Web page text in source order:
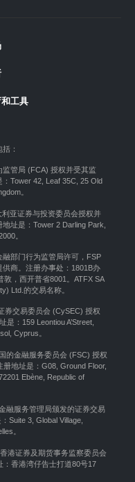
工具
：
管局 (FCA) 授权并受其监
Tower 42, Leaf 35C, 25 Old
。
亚证券与投资委员会授权并
址是：Tower 2 Darling Park,
部门行为监管局许可，FSP
商。注册办事处：1801B办
敦，西开普省8001。ATFX SA
Ltd.的交易名称。
券交易委员会 (CySEC) 授权
：159 Leontiou A’Street,
Cyprus。
的金融服务委员会 (FSC) 授权
地址是：G08, Ground Floor,
Ebène, Republic of
融服务管理局颁发的证券交易
Suite 3, Global Village,
。
港证券及期货事务监察委员会
：香港湾仔告士打道80号17